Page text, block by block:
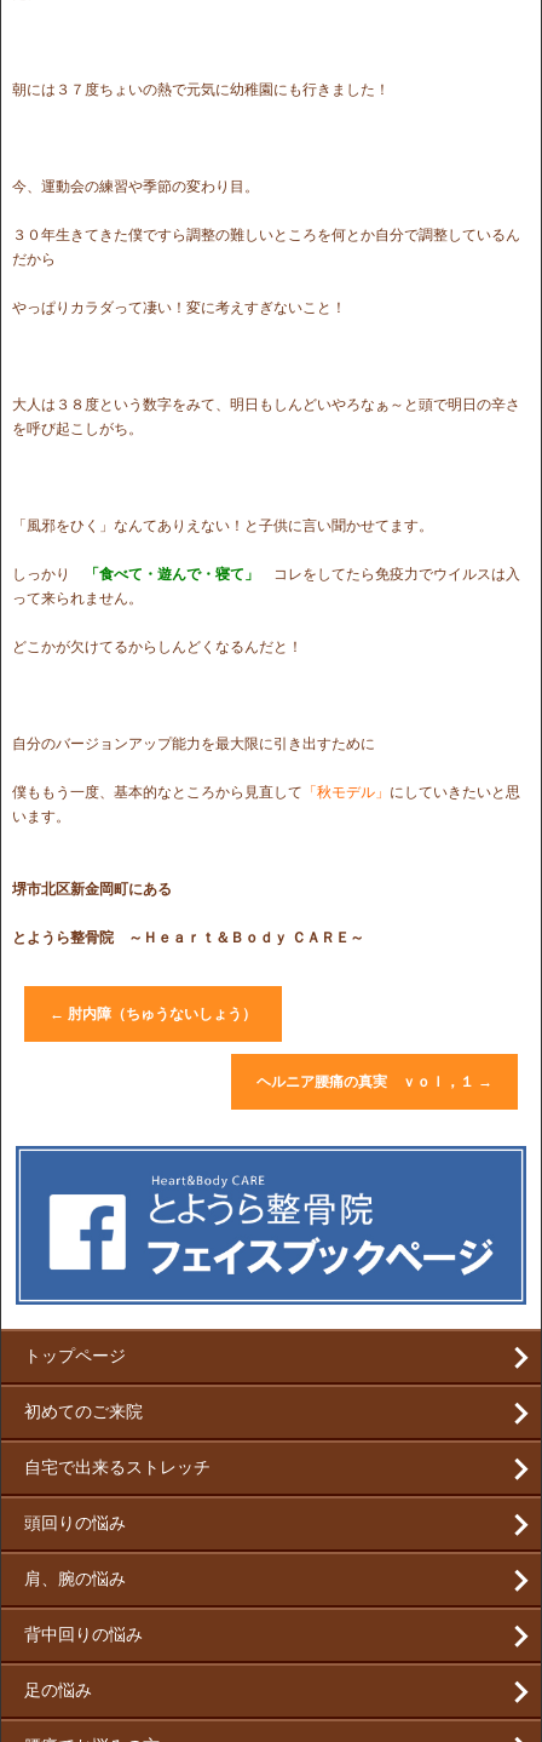
朝には３７度ちょいの熱で元気に幼稚園にも行きました！
今、運動会の練習や季節の変わり目。
３０年生きてきた僕ですら調整の難しいところを何とか自分で調整しているん
だから
やっぱりカラダって凄い！変に考えすぎないこと！
大人は３８度という数字をみて、明日もしんどいやろなぁ～と頭で明日の辛さ
を呼び起こしがち。
「風邪をひく」なんてありえない！と子供に言い聞かせてます。
しっかり 「食べて・遊んで・寝て」
コレをしてたら免疫力でウイルスは入
って来られません。
どこかが欠けてるからしんどくなるんだと！
自分のバージョンアップ能力を最大限に引き出すために
僕ももう一度、基本的なところから見直して 「秋モデル」 にしていきたいと思
います。
堺市北区新金岡町にある
とようら整骨院 ～Ｈｅａｒｔ＆Ｂｏｄｙ ＣＡＲＥ～
← 肘内障（ちゅうないしょう）
ヘルニア腰痛の真実 ｖｏｌ，１ →
トップページ
初めてのご来院
自宅で出来るストレッチ
頭回りの悩み
肩、腕の悩み
背中回りの悩み
足の悩み